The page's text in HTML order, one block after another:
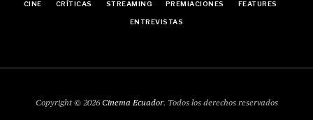
CINE CRÍTICAS STREAMING PREMIACIONES FEATURES
ENTREVISTAS
Copyright © 2026Cinema Ecuador. Todos los derechos reservados